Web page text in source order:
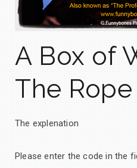
A Box of
The
The explenation
Please enter the code in the